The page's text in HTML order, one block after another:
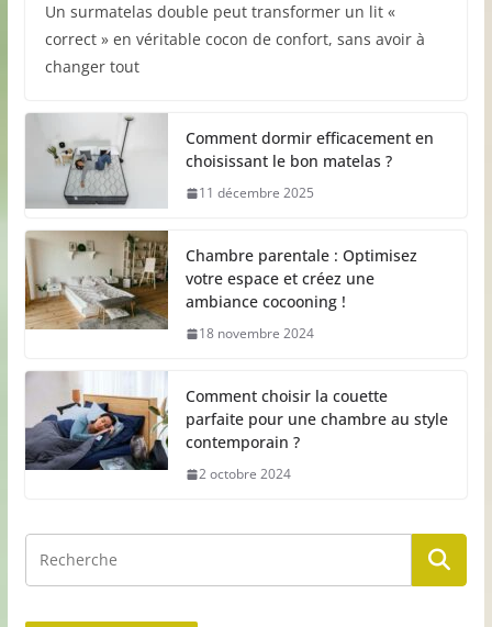
Un surmatelas double peut transformer un lit «
correct » en véritable cocon de confort, sans avoir à
changer tout
Comment dormir efficacement en
choisissant le bon matelas ?
11 décembre 2025
Chambre parentale : Optimisez
votre espace et créez une
ambiance cocooning !
18 novembre 2024
Comment choisir la couette
parfaite pour une chambre au style
contemporain ?
2 octobre 2024